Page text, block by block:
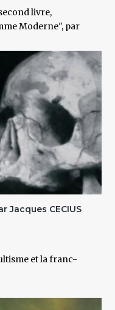
livre,
Moderne", par
Jacques CECIUS
et la franc-